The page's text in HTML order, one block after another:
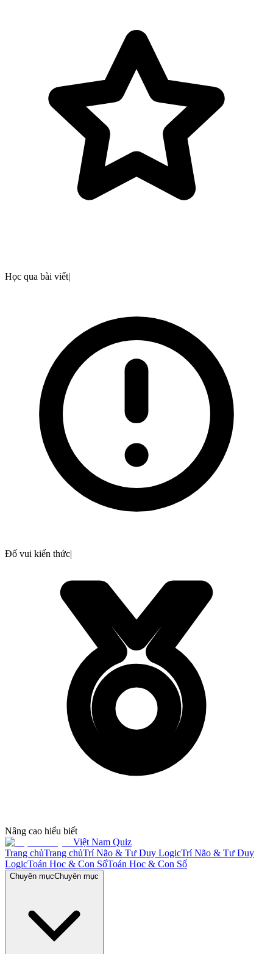
Học qua bài viết|
Đố vui kiến thức|
Nâng cao hiểu biết
Việt Nam Quiz
Trang chủTrang chủTrí Não & Tư Duy LogicTrí Não & Tư Duy
LogicToán Học & Con SốToán Học & Con Số
Chuyên mụcChuyên mục